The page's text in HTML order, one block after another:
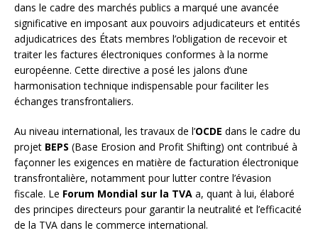
dans le cadre des marchés publics a marqué une avancée
significative en imposant aux pouvoirs adjudicateurs et entités
adjudicatrices des États membres l’obligation de recevoir et
traiter les factures électroniques conformes à la norme
européenne. Cette directive a posé les jalons d’une
harmonisation technique indispensable pour faciliter les
échanges transfrontaliers.
Au niveau international, les travaux de l’OCDE dans le cadre du
projet BEPS (Base Erosion and Profit Shifting) ont contribué à
façonner les exigences en matière de facturation électronique
transfrontalière, notamment pour lutter contre l’évasion
fiscale. Le Forum Mondial sur la TVA a, quant à lui, élaboré
des principes directeurs pour garantir la neutralité et l’efficacité
de la TVA dans le commerce international.